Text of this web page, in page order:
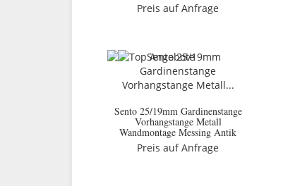
Preis auf Anfrage
Sento 25/19mm Gardinenstange
Vorhangstange Metall
Wandmontage Messing Antik
Preis auf Anfrage